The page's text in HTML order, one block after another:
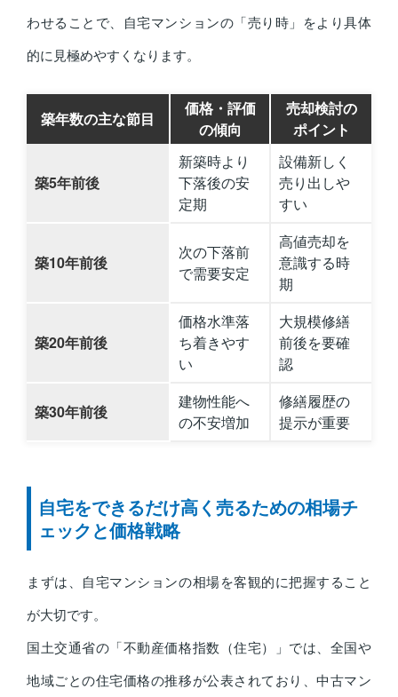
わせることで、自宅マンションの「売り時」をより具体
的に見極めやすくなります。
築年数の主な節目
価格・評価
の傾向
売却検討の
ポイント
築5年前後
新築時より
下落後の安
定期
設備新しく
売り出しや
すい
築10年前後
次の下落前
で需要安定
高値売却を
意識する時
期
築20年前後
価格水準落
ち着きやす
い
大規模修繕
前後を要確
認
築30年前後
建物性能へ
の不安増加
修繕履歴の
提示が重要
自宅をできるだけ高く売るための相場チ
ェックと価格戦略
まずは、自宅マンションの相場を客観的に把握すること
が大切です。
国土交通省の「不動産価格指数（住宅）」では、全国や
地域ごとの住宅価格の推移が公表されており、中古マン